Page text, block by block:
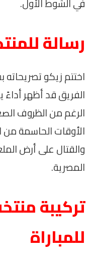
في الشوط الأول.
رسالة
اختتم زيكو
الفريق قد أظهر أداءً
الرغم من الظروف
الأوقات الحاسمة من
والقتال على أرض
المصرية.
تركيبة
للمباراة